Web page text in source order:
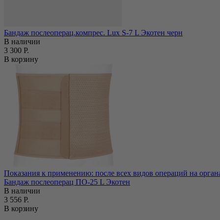
Бандаж послеоперац.компрес. Lux S-7 L Экотен черн
В наличии
3 300 Р.
В корзину
Показания к применению: после всех видов операций на
Бандаж послеоперац ПО-25 L Экотен
В наличии
3 556 Р.
В корзину